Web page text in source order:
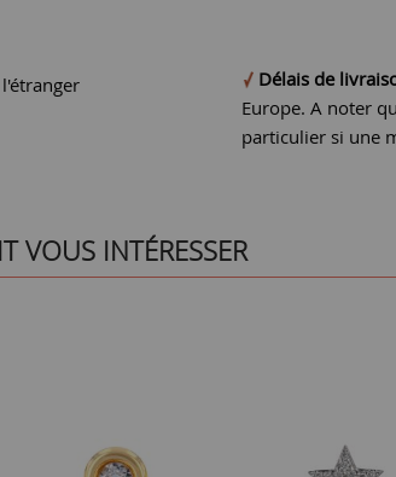
Délais de
Europe. A noter
particulier si une
VOUS INTÉRESSER